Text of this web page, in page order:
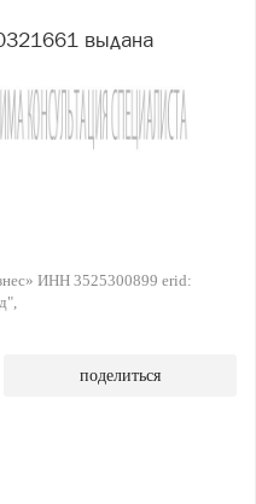
выдана
ИНН 3525300899 erid:
поделиться